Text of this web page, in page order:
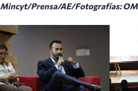
Mincyt/Prensa/AE/Fotografías: OM